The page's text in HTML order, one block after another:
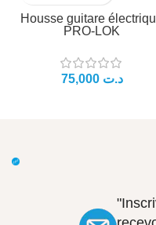
Housse guitare
PRO-LOK
د.ت